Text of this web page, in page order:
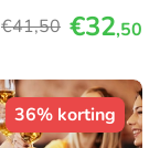
€41,50 €32,50
36% korting